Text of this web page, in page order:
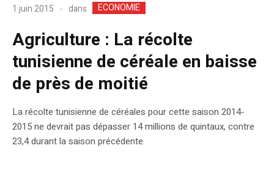
1 juin 2015 dans ECONOMIE
Agriculture : La récolte
tunisienne de céréale en baisse
de près de moitié
La récolte tunisienne de céréales pour cette saison 2014-
2015 ne devrait pas dépasser 14 millions de quintaux, contre
23,4 durant la saison précédente.